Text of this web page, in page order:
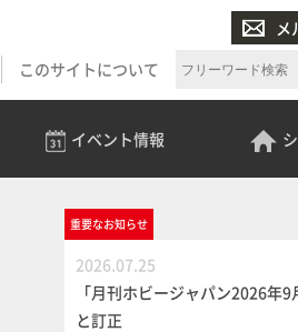
メ
このサイトについて
イベント情報
重要なお知らせ
2026.07.25
「月刊ホビージャパン2026年
と訂正